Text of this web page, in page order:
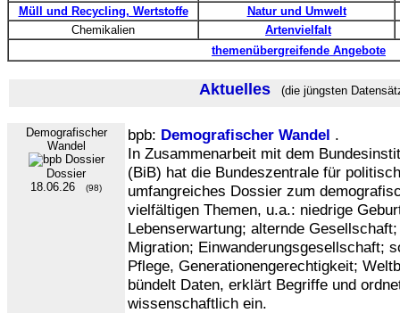
Müll und Recycling, Wertstoffe
Natur und Umwelt
Chemikalien
Artenvielfalt
themenübergreifende Angebote
Aktuelles (die jüngsten
Demografischer
Wandel
Dossier
18.06.26
(98)
bpb: Demografischer Wandel .
In Zusammenarbeit mit dem
(BiB) hat die Bundeszentrale für
umfangreiches Dossier zum
vielfältigen Themen, u.a.: niedrige
Lebenserwartung; alternde
Migration; Einwanderungsgesellschaft;
Pflege, Generationengerechtigkeit;
bündelt Daten, erklärt Begriffe und
wissenschaftlich ein.